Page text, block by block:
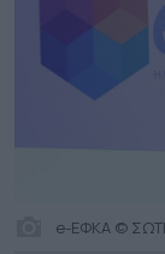
e-ΕΦΚΑ ©